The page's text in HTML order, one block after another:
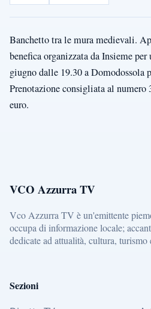
Banchetto tra le mura medievali.
benefica organizzata da Insieme
giugno dalle 19.30 a Domodossola
Prenotazione consigliata al numero
euro.
VCO Azzurra TV
Vco Azzurra TV è un'emittente
occupa di informazione locale;
dedicate ad attualità, cultura, turismo
Sezioni